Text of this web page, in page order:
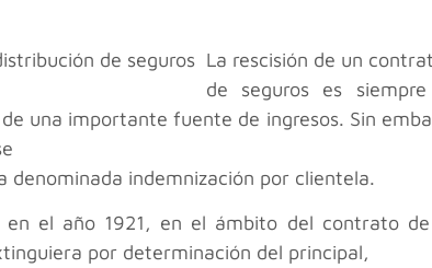
La rescisión de un
de seguros es
una importante fuente de ingresos. Sin
denominada indemnización por clientela.
en el año 1921, en el ámbito del contrato
por determinación del principal,